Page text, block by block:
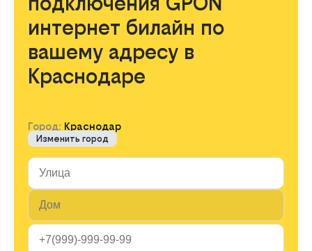
интернет билайн по
вашему адресу в
Краснодаре
Город: Краснодар
Изменить город